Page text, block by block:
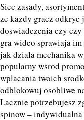
Siec zasady,
ze kazdy gracz odkryc
doswiadczenia czy
gra wideo sprawiaja
jak dziala mechanika
popularny wsrod
wplacania twoich
odblokowuj osobliwe
Lacznie potrzebujesz
spinow –